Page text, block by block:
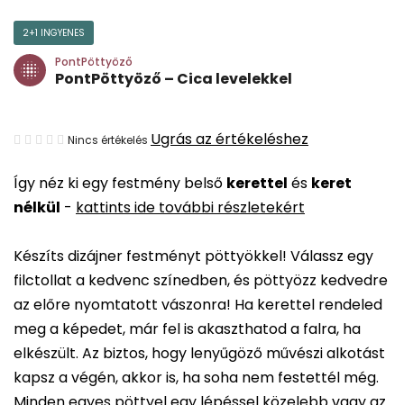
Így néz ki egy festmény belső kerettel és keret
nélkül - kattints ide további részletekért
Készíts dizájner festményt pöttyökkel! Válassz egy
filctollat a kedvenc színedben, és pöttyözz kedvedre
az előre nyomtatott vászonra! Ha kerettel rendeled
meg a képedet, már fel is akaszthatod a falra, ha
elkészült. Az biztos, hogy lenyűgöző művészi alkotást
kapsz a végén, akkor is, ha soha nem festettél még.
2+1 INGYENES
PontPöttyöző
PontPöttyöző – Cica levelekkel
A
átlagos
értékelése
ből
0,0
csillag.
Nincs értékelés Ugrás az értékeléshez